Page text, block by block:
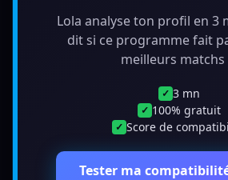
Lola analyse ton profil en 3
dit si ce programme fait
meilleurs matchs
✓ 3 mn
✓ 100% gratuit
✓ Score de
Tester ma